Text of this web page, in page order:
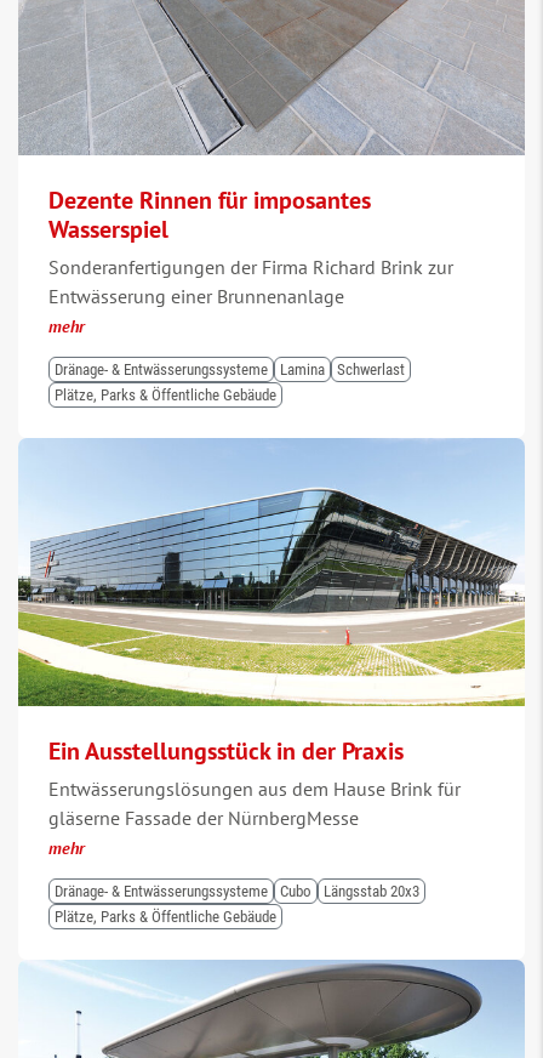
Dezente Rinnen für imposantes
Wasserspiel
Sonderanfertigungen der Firma Richard Brink zur
Entwässerung einer Brunnenanlage
mehr
Dränage- & Entwässerungssysteme Lamina
Schwerlast
Plätze, Parks & Öffentliche Gebäude
Ein Ausstellungsstück in der Praxis
Entwässerungslösungen aus dem Hause Brink für
gläserne Fassade der NürnbergMesse
mehr
Dränage- & Entwässerungssysteme Cubo
Längsstab 20x3
Plätze, Parks & Öffentliche Gebäude